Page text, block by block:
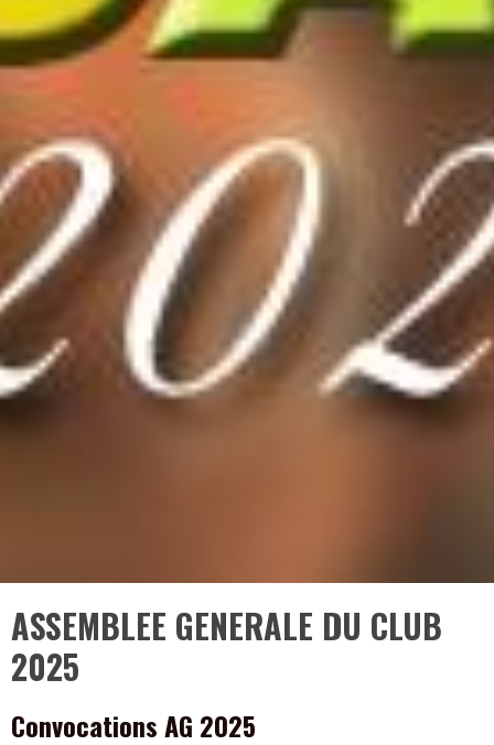
ASSEMBLEE GENERALE DU CLUB
2025
Convocations AG 2025